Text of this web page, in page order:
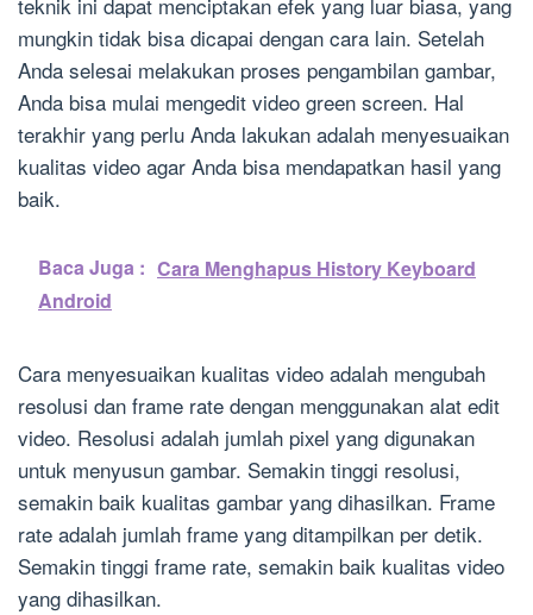
mungkin tidak bisa dicapai dengan cara lain. Setelah
Anda selesai melakukan proses pengambilan gambar,
Anda bisa mulai mengedit video green screen. Hal
terakhir yang perlu Anda lakukan adalah menyesuaikan
kualitas video agar Anda bisa mendapatkan hasil yang
baik.
Baca Juga : Cara Menghapus History Keyboard
Android
Cara menyesuaikan kualitas video adalah mengubah
resolusi dan frame rate dengan menggunakan alat edit
video. Resolusi adalah jumlah pixel yang digunakan
untuk menyusun gambar. Semakin tinggi resolusi,
semakin baik kualitas gambar yang dihasilkan. Frame
rate adalah jumlah frame yang ditampilkan per detik.
Semakin tinggi frame rate, semakin baik kualitas video
yang dihasilkan.